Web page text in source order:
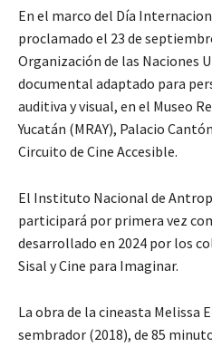
En el marco del Día
proclamado el 23 de
Organización de las Naciones
documental adaptado para
auditiva y visual, en el Museo
Yucatán (MRAY), Palacio
Circuito de Cine Accesible.
El Instituto Nacional de
participará por primera vez
desarrollado en 2024 por los
Sisal y Cine para Imaginar.
La obra de la cineasta Melissa
sembrador (2018), de 85